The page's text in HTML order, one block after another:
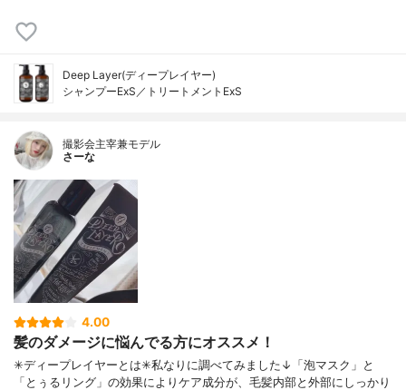
Deep Layer(ディープレイヤー)
シャンプーExS／トリートメントExS
撮影会主宰兼モデル
さーな
4.00
髪のダメージに悩んでる方にオススメ！
✳︎ディープレイヤーとは✳︎私なりに調べてみました↓「泡マスク」と
「とぅるリング」の効果によりケア成分が、毛髪内部と外部にしっかり